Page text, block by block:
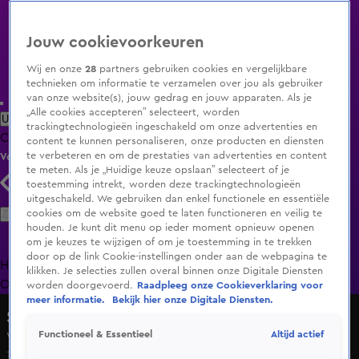
Uitzending Gemist Populaire programma's Zenders Genres
ClipsFilmsRadioSmart TV inlogShop
Volg KIJK
Zoeken
HomeUitzending Gemist Programma's De Bondgenoten
OranjezomerLivestreamsShop
Shownieuws
Vrouw André Rieu geeft zeldzaam interview
14 dec 2024, 11:19
Jouw cookievoorkeuren
Wij en onze28 partners gebruiken cookies en vergelijkbare
technieken om informatie te verzamelen over jou als gebruiker
van onze website(s), jouw gedrag en jouw apparaten. Als je
„Alle cookies accepteren” selecteert, worden
trackingtechnologieën ingeschakeld om onze advertenties en
content te kunnen personaliseren, onze producten en diensten
te verbeteren en om de prestaties van advertenties en content
te meten. Als je „Huidige keuze opslaan” selecteert of je
toestemming intrekt, worden deze trackingtechnologieën
uitgeschakeld. We gebruiken dan enkel functionele en essentiële
cookies om de website goed te laten functioneren en veilig te
houden. Je kunt dit menu op ieder moment opnieuw openen
om je keuzes te wijzigen of om je toestemming in te trekken
door op de link Cookie-instellingen onder aan de webpagina te
klikken. Je selecties zullen overal binnen onze Digitale Diensten
worden doorgevoerd.
Raadpleeg onze Cookieverklaring voor
meer informatie.
Bekijk hier onze Digitale Diensten.
Functioneel & Essentieel Altijd actief